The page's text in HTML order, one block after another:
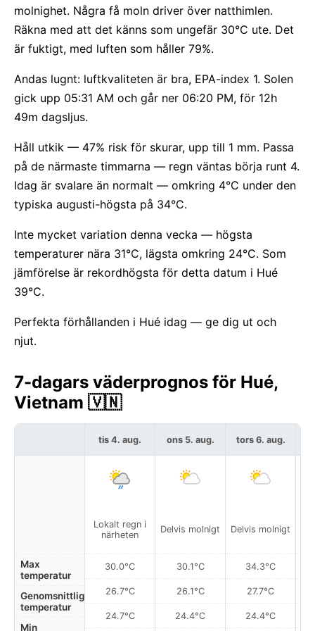
molnighet. Några få moln driver över natthimlen.
Räkna med att det känns som ungefär 30°C ute. Det
är fuktigt, med luften som håller 79%.
Andas lugnt: luftkvaliteten är bra, EPA-index 1. Solen
gick upp 05:31 AM och går ner 06:20 PM, för 12h
49m dagsljus.
Håll utkik — 47% risk för skurar, upp till 1 mm. Passa
på de närmaste timmarna — regn väntas börja runt 4.
Idag är svalare än normalt — omkring 4°C under den
typiska augusti-högsta på 34°C.
Inte mycket variation denna vecka — högsta
temperaturer nära 31°C, lägsta omkring 24°C. Som
jämförelse är rekordhögsta för detta datum i Hué
39°C.
Perfekta förhållanden i Hué idag — ge dig ut och
njut.
7-dagars väderprognos för Hué,
Vietnam 🇻🇳
Max
temperatur
Genomsnittlig
temperatur
Min
tis 4. aug.
Lokalt regn i
närheten
30.0°C
26.7°C
24.7°C
ons 5. aug.
Delvis molnigt
30.1°C
26.1°C
24.4°C
tors 6. aug.
Delvis molnigt
34.3°C
27.7°C
24.4°C